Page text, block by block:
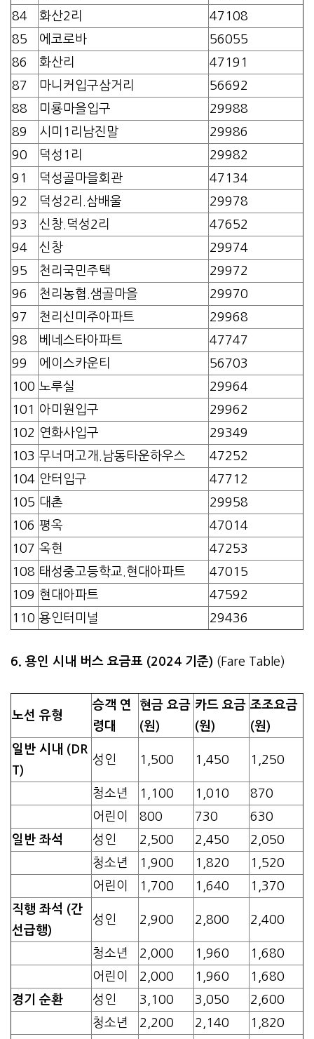
84
화산2리
47108
85
에코로바
56055
86
화산리
47191
87
마니커입구삼거리
56692
88
미룡마을입구
29988
89
시미1리남진말
29986
90
덕성1리
29982
91
덕성골마을회관
47134
92
덕성2리.삼배울
29978
93
신창.덕성2리
47652
94
신창
29974
95
천리국민주택
29972
96
천리농협.샘골마을
29970
97
천리신미주아파트
29968
98
베네스타아파트
47747
99
에이스카운티
56703
100 노루실
29964
101
아미원입구
29962
102 연화사입구
29349
103 무너머고개.남동타운하우스
47252
104 안터입구
47712
105 대촌
29958
106 평옥
47014
107 옥현
47253
108 태성중고등학교.현대아파트
47015
109 현대아파트
47592
110 용인터미널 29436
6. 용인 시내 버스 요금표 (2024 기준) (Fare Table)
노선 유형
승객 연
령대
현금 요금
(원)
카드 요금
(원)
조조요금
(원)
일반 시내 (DR
T)
성인 1,500 1,450 1,250
청소년 1,100 1,010
870
어린이
800 730
630
일반 좌석
성인 2,500 2,450
2,050
청소년
1,900 1,820
1,520
어린이
1,700 1,640
1,370
직행 좌석 (간
선급행)
성인 2,900 2,800 2,400
청소년 2,000 1,960
1,680
어린이
2,000 1,960
1,680
경기 순환
성인 3,100 3,050
2,600
청소년
2,200 2,140 1,820